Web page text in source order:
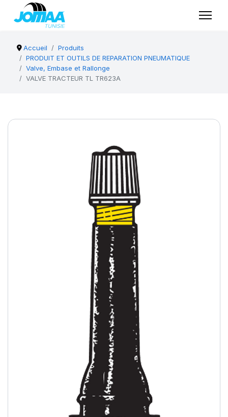
Accueil
Produits
PRODUIT ET OUTILS DE REPARATION PNEUMATIQUE
Valve, Embase et Rallonge
VALVE TRACTEUR TL TR623A